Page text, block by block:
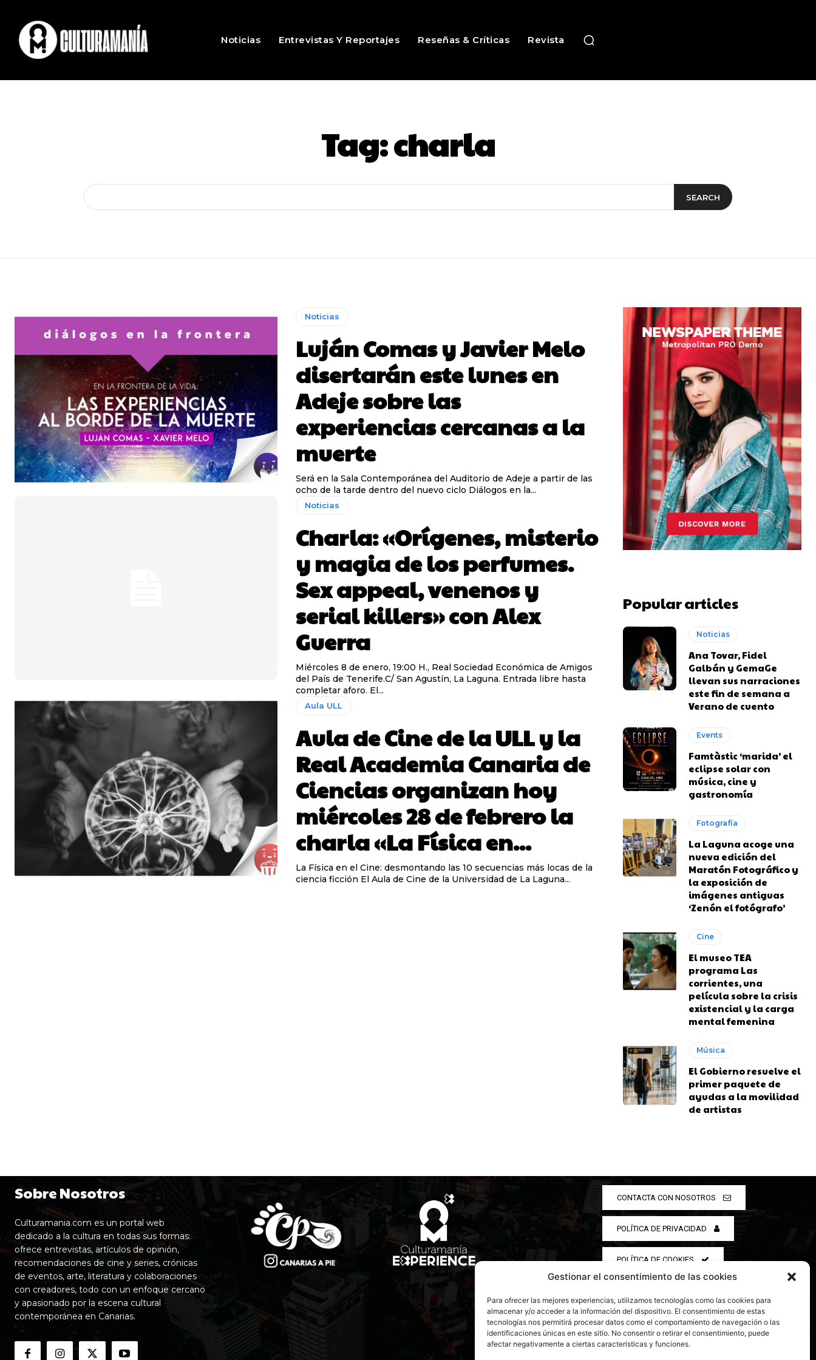
Gestionar el consentimiento de las cookies
Para ofrecer las mejores experiencias, utilizamos tecnologías como las cookies para
almacenar y/o acceder a la información del dispositivo. El consentimiento de estas
tecnologías nos permitirá procesar datos como el comportamiento de navegación o las
identificaciones únicas en este sitio. No consentir o retirar el consentimiento, puede
afectar negativamente a ciertas características y funciones.
Noticias Entrevistas Y Reportajes Reseñas & Críticas Revista
Tag:charla
SEARCH
Noticias
Luján Comas y Javier Melo
disertarán este lunes en
Adeje sobre las
experiencias cercanas a la
muerte
Será en la Sala Contemporánea del Auditorio de Adeje a partir de las
ocho de la tarde dentro del nuevo ciclo Diálogos en la...
Noticias
Charla: «Orígenes, misterio
y magia de los perfumes.
Sex appeal, venenos y
serial killers» con Alex
Guerra
Miércoles 8 de enero, 19:00 H., Real Sociedad Económica de Amigos
del País de Tenerife.C/ San Agustín, La Laguna. Entrada libre hasta
completar aforo. El...
Aula ULL
Aula de Cine de la ULL y la
Real Academia Canaria de
Ciencias organizan hoy
miércoles 28 de febrero la
charla «La Física en...
La Física en el Cine: desmontando las 10 secuencias más locas de la
ciencia ficción El Aula de Cine de la Universidad de La Laguna...
Popular articles
Noticias
Ana Tovar, Fidel
Galbán y GemaGe
llevan sus narraciones
este fin de semana a
Verano de cuento
Events
Famtàstic ‘marida’ el
eclipse solar con
música, cine y
gastronomía
Fotografía
La Laguna acoge una
nueva edición del
Maratón Fotográfico y
la exposición de
imágenes antiguas
‘Zenón el fotógrafo’
Cine
El museo TEA
programa Las
corrientes, una
película sobre la crisis
existencial y la carga
mental femenina
Música
El Gobierno resuelve el
primer paquete de
ayudas a la movilidad
de artistas
Sobre Nosotros
Culturamania.com es un portal web
dedicado a la cultura en todas sus formas:
ofrece entrevistas, artículos de opinión,
recomendaciones de cine y series, crónicas
de eventos, arte, literatura y colaboraciones
con creadores, todo con un enfoque cercano
y apasionado por la escena cultural
contemporánea en Canarias.
CONTACTA CON NOSOTROS
POLÍTICA DE PRIVACIDAD
POLÍTICA DE COOKIES